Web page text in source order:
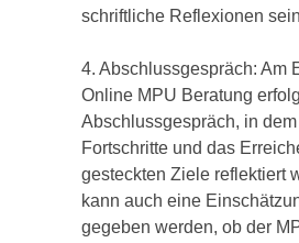
schriftliche Reflexionen
4. Abschlussgespräch: Am
Online MPU Beratung
Abschlussgespräch, in
Fortschritte und das
gesteckten Ziele reflektiert
kann auch eine
gegeben werden, ob der